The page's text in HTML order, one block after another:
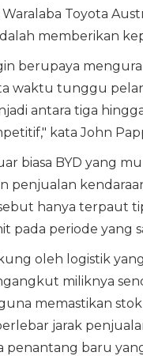
Toyota
memberikan
berupaya
waktu tunggu
antara tiga
kata John
biasa BYD yang
penjualan
hanya terpaut
pada periode yang
oleh logistik
miliknya
memastikan
jarak
penantang baru